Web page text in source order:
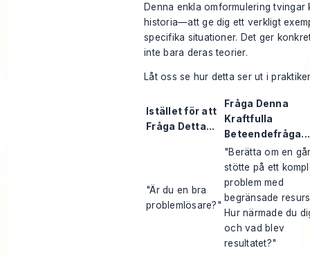
Denna enkla omformulering
historia—att ge dig ett verkligt
specifika situationer. Det ger
inte bara deras teorier.
Låt oss se hur detta ser ut i
Istället för att
Fråga Detta...
Fråga Denna
Kraftfulla
Beteendefråga...
"Är du en bra
problemlösare?"
"Berätta om en
stötte på ett
problem med
begränsade
Hur närmade du
och vad blev
resultatet?"